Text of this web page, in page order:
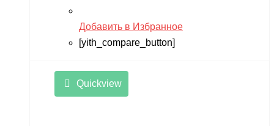
Добавить в Избранное
[yith_compare_button]
Quickview